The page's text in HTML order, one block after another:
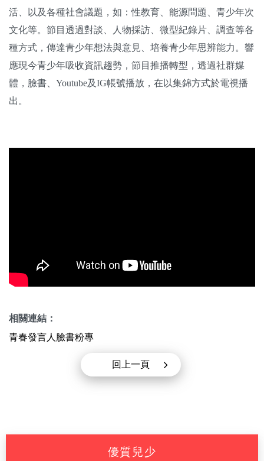
活、以及各種社會議題，如：性教育、能源問題、青少年次
文化等。節目透過對談、人物採訪、微型紀錄片、調查等各
種方式，傳達青少年想法與意見、培養青少年思辨能力。響
應現今青少年吸收資訊趨勢，節目推播轉型，透過社群媒
體，臉書、Youtube及IG帳號播放，在以集錦方式於電視播
出。
相關連結：
青春發言人臉書粉專
回上一頁
優質兒少